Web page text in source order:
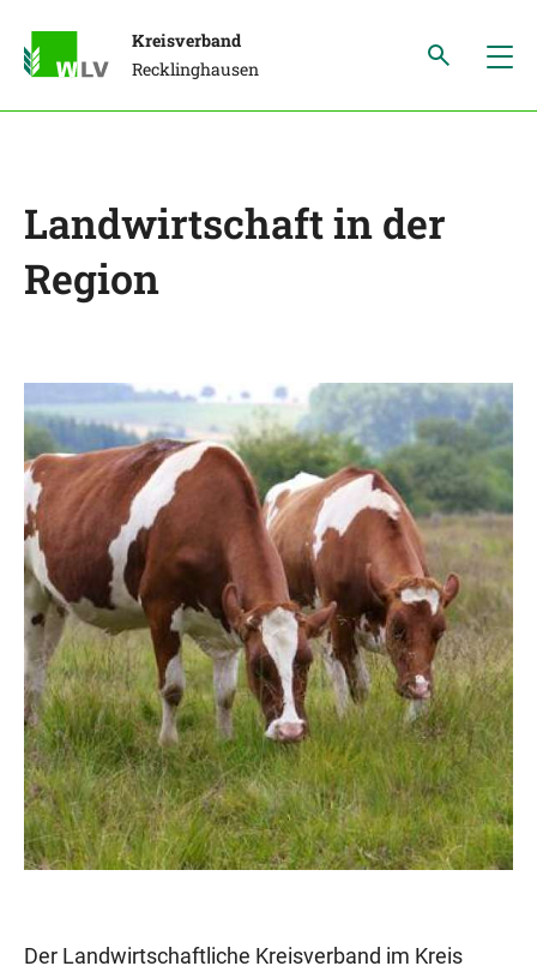
Kreisverband
Recklinghausen
Landwirtschaft in der
Region
Der Landwirtschaftliche Kreisverband im Kreis